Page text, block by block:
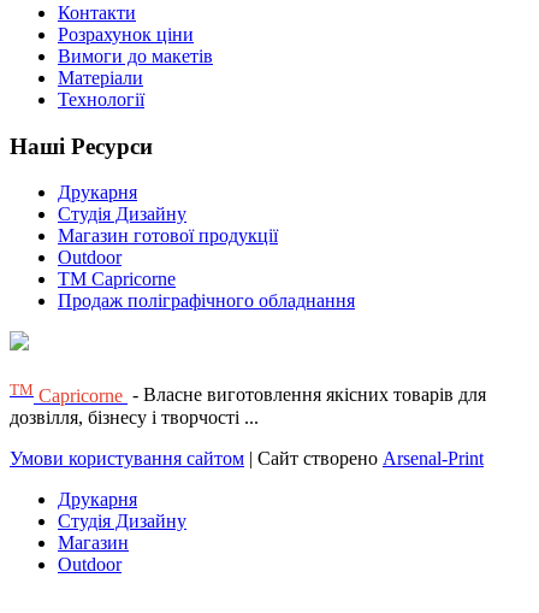
Контакти
Розрахунок ціни
Вимоги до макетів
Матеріали
Технології
Наші Ресурси
Друкарня
Студія Дизайну
Магазин готової продукції
Outdoor
TM Capricorne
Продаж поліграфічного обладнання
ТМ Capricorne - Власне виготовлення якісних товарів для
дозвілля, бізнесу і творчості ...
Умови користування сайтом | Сайт створено Arsenal-Print
Друкарня
Студія Дизайну
Магазин
Outdoor